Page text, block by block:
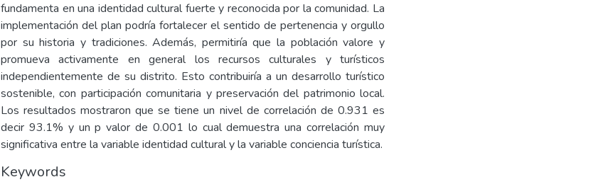
fundamenta en una identidad cultural fuerte y reconocida por la comunidad. La
implementación del plan podría fortalecer el sentido de pertenencia y orgullo
por su historia y tradiciones. Además, permitiría que la población valore y
promueva activamente en general los recursos culturales y turísticos
independientemente de su distrito. Esto contribuiría a un desarrollo turístico
sostenible, con participación comunitaria y preservación del patrimonio local.
Los resultados mostraron que se tiene un nivel de correlación de 0.931 es
decir 93.1% y un p valor de 0.001 lo cual demuestra una correlación muy
significativa entre la variable identidad cultural y la variable conciencia turística.
Keywords